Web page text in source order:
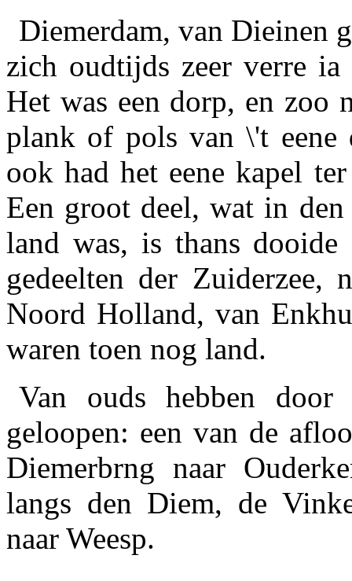
Diemerdam, van Dieinen
zich oudtijds zeer verre
Het was een dorp, en zoo
plank of pols van \'t eene
ook had het eene kapel
Een groot deel, wat in
land was, is thans
gedeelten der Zuiderzee,
Noord Holland, van
waren toen nog land.
Van ouds hebben door
geloopen: een van de
Diemerbrng naar
langs den Diem, de
naar Weesp.